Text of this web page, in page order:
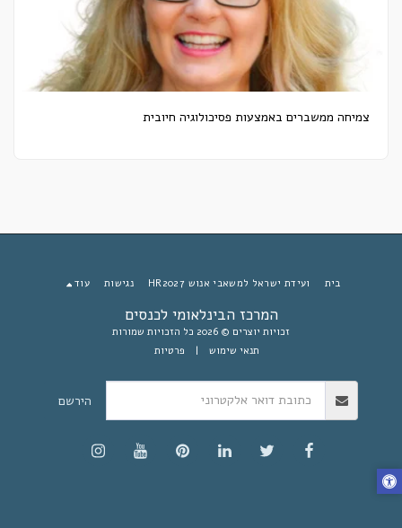
צמיחה ממשברים באמצעות פסיכולוגיה חיובית
המרכז הבינלאומי לכנסים
זכויות יוצרים © 2026 כל הזכויות שמורות
תנאי שימוש | פרטיות
בית ועידת ישראל למשאבי אנוש HR2027 נגישות עוד
הירשם